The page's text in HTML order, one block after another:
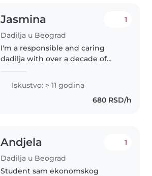
Jasmina
Dadilja u Beograd
1
I'm a responsible and caring
dadilja with over a decade of
all ages. I have a degree from the
University of Belgrade and am
Iskustvo: > 11 godina
680 RSD/h
Andjela
Dadilja u Beograd
1
Student sam ekonomskog